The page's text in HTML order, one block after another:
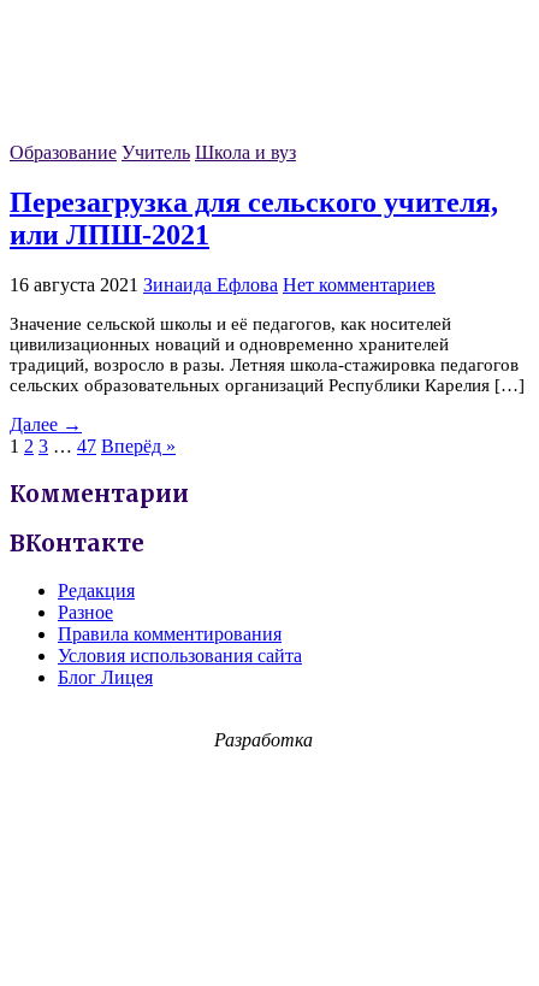
Образование Учитель Школа и вуз
Перезагрузка для сельского учителя,
или ЛПШ-2021
16 августа 2021 Зинаида Ефлова Нет комментариев
Значение сельской школы и её педагогов, как носителей
цивилизационных новаций и одновременно хранителей
традиций, возросло в разы. Летняя школа-стажировка педагогов
сельских образовательных организаций Республики Карелия […]
Далее →
1 2 3 … 47 Вперёд »
Комментарии
ВКонтакте
Редакция
Разное
Правила комментирования
Условия использования сайта
Блог Лицея
Разработка